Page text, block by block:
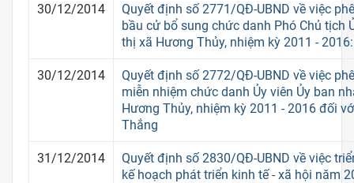
30/12/2014
Quyết định số 2771/QĐ-UBND về việc
bầu cử bổ sung chức danh Phó Chủ tịch
thị xã Hương Thủy, nhiệm kỳ 2011 -
30/12/2014
Quyết định số 2772/QĐ-UBND về việc
miễn nhiệm chức danh Ủy viên Ủy ban
Hương Thủy, nhiệm kỳ 2011 - 2016 đối
Thắng
31/12/2014
Quyết định số 2830/QĐ-UBND về việc
kế hoạch phát triển kinh tế - xã hội năm